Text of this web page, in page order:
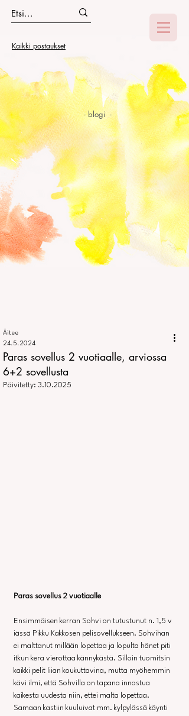
Kaikki postaukset
- blogi -
Paras sovellus 2 vuotiaalle, arviossa
6+2 sovellusta
Äitee
24.5.2024
Päivitetty: 3.10.2025
Paras sovellus 2 vuotiaalle
Ensimmäisen kerran Sohvi on tutustunut n. 1,5 v
iässä Pikku Kakkosen pelisovellukseen. Sohvihan
ei malttanut millään lopettaa ja lopulta hänet piti
itkun kera vierottaa kännykästä. Silloin tuomitsin
kaikki pelit liian koukuttavina, mutta myöhemmin
kävi ilmi, että Sohvilla on tapana innostua
kaikesta uudesta niin, ettei malta lopettaa.
Samaan kastiin kuuluivat mm. kylpylässä käynti